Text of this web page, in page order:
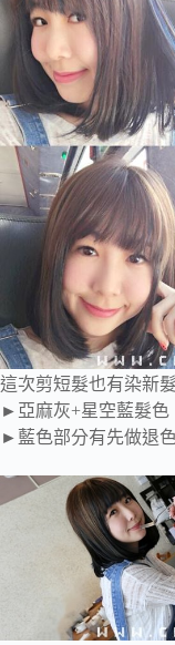
這次剪短髮也有染新
►亞麻灰+星空藍髮色
►藍色部分有先做退